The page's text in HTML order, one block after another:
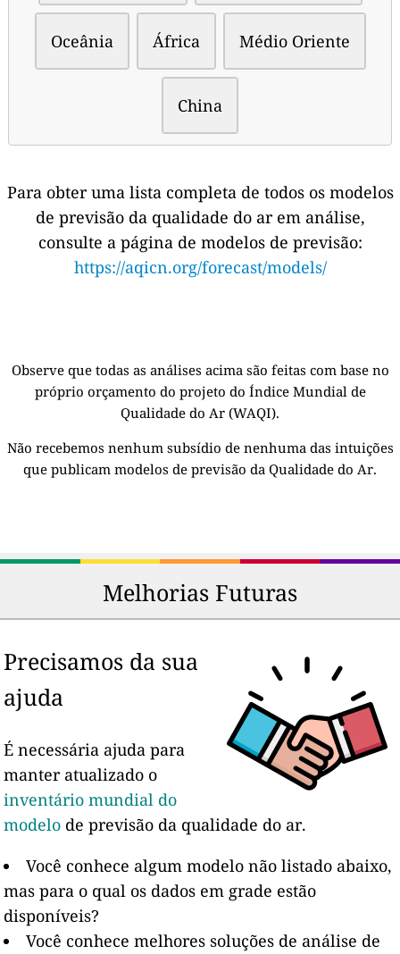
Oceânia África Médio Oriente
China
Para obter uma lista completa de todos os modelos
de previsão da qualidade do ar em análise,
consulte a página de modelos de previsão:
https://aqicn.org/forecast/models/
Observe que todas as análises acima são feitas com base no
próprio orçamento do projeto do Índice Mundial de
Qualidade do Ar (WAQI).
Não recebemos nenhum subsídio de nenhuma das intuições
que publicam modelos de previsão da Qualidade do Ar.
Melhorias Futuras
Precisamos da sua
ajuda
É necessária ajuda para
manter atualizado o
inventário mundial do
modelo de previsão da qualidade do ar.
Você conhece algum modelo não listado abaixo,
mas para o qual os dados em grade estão
disponíveis?
Você conhece melhores soluções de análise de